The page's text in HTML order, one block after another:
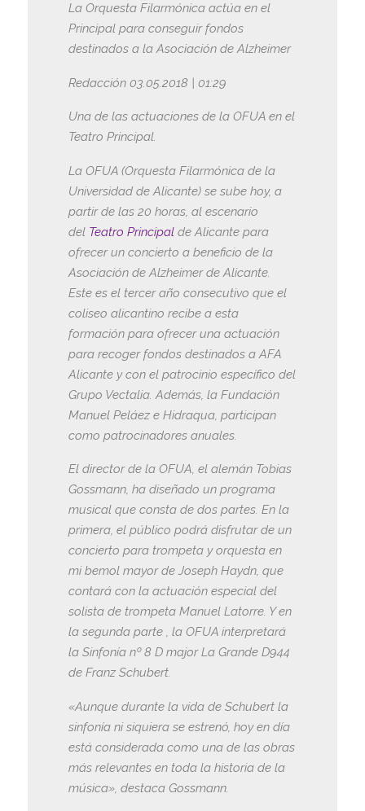
La Orquesta Filarmónica actúa en el
Principal para conseguir fondos
destinados a la Asociación de Alzheimer
Redacción 03.05.2018 | 01:29
Una de las actuaciones de la OFUA en el
Teatro Principal.
La OFUA (Orquesta Filarmónica de la
Universidad de Alicante) se sube hoy, a
partir de las 20 horas, al escenario
del Teatro Principalde Alicante para
ofrecer un concierto a beneficio de la
Asociación de Alzheimer de Alicante.
Este es el tercer año consecutivo que el
coliseo alicantino recibe a esta
formación para ofrecer una actuación
para recoger fondos destinados a AFA
Alicante y con el patrocinio específico del
Grupo Vectalia. Además, la Fundación
Manuel Peláez e Hidraqua, participan
como patrocinadores anuales.
El director de la OFUA, el alemán Tobias
Gossmann, ha diseñado un programa
musical que consta de dos partes. En la
primera, el público podrá disfrutar de un
concierto para trompeta y orquesta en
mi bemol mayor de Joseph Haydn, que
contará con la actuación especial del
solista de trompeta Manuel Latorre. Y en
la segunda parte , la OFUA interpretará
la Sinfonía nº 8 D major La Grande D944
de Franz Schubert.
«Aunque durante la vida de Schubert la
sinfonía ni siquiera se estrenó, hoy en día
está considerada como una de las obras
más relevantes en toda la historia de la
música», destaca Gossmann.